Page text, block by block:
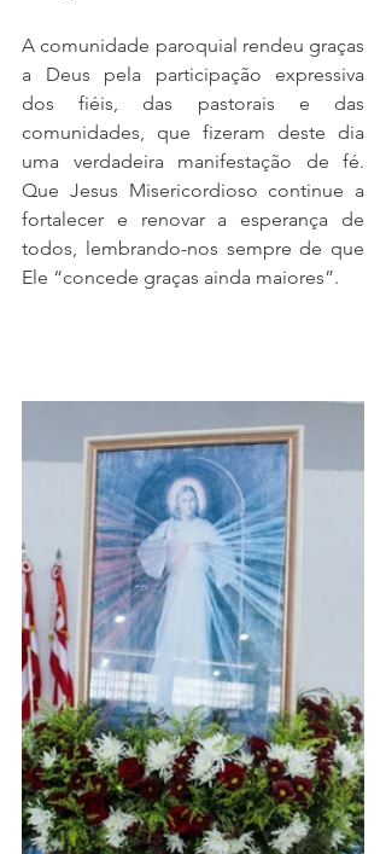
A comunidade paroquial rendeu graças
a Deus pela participação expressiva
dos fiéis, das pastorais e das
comunidades, que fizeram deste dia
uma verdadeira manifestação de fé.
Que Jesus Misericordioso continue a
fortalecer e renovar a esperança de
todos, lembrando-nos sempre de que
Ele “concede graças ainda maiores”.